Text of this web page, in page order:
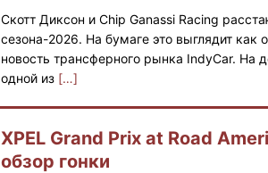
Скотт Диксон и Chip Ganassi Racing
сезона-2026. На бумаге это выглядит как
новость трансферного рынка IndyCar. На
одной из […]
XPEL Grand Prix at Road
обзор гонки